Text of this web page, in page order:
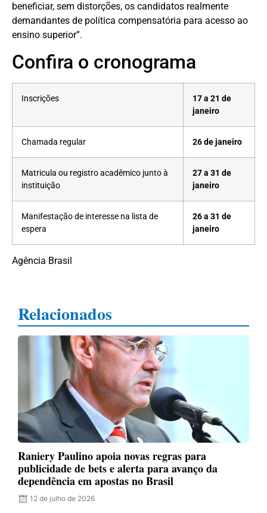
beneficiar, sem distorções, os candidatos realmente
demandantes de política compensatória para acesso ao
ensino superior”.
Confira o cronograma
Inscrições
17 a 21 de
janeiro
Chamada regular 26 de janeiro
Matricula ou registro acadêmico junto à
instituição
27 a 31 de
janeiro
Manifestação de interesse na lista de
espera
26 a 31 de
janeiro
Agência Brasil
Relacionados
Raniery Paulino apoia novas regras para
publicidade de bets e alerta para avanço da
dependência em apostas no Brasil
12 de julho de 2026